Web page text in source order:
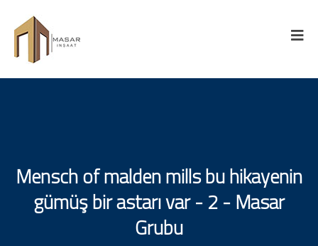
Mensch of malden mills bu hikayenin
gümüş bir astarı var - 2 - Masar
Grubu